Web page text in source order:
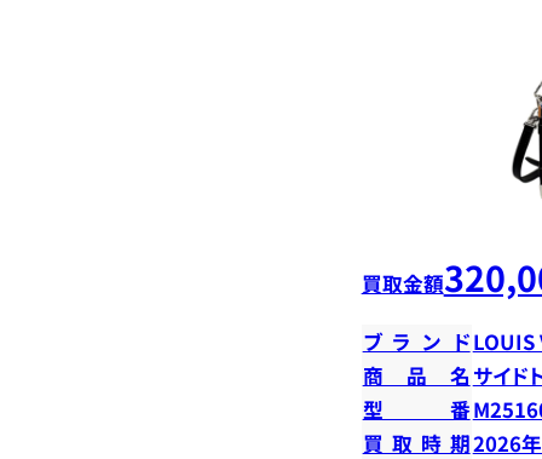
買取金額
ブランドLOUIS
商品名 サイド
型番
買取時期2026